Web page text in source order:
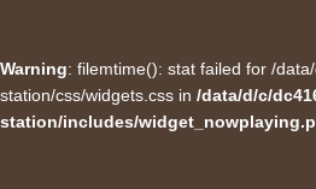
Warning: filemtime(): stat failed for /
station/css/widgets.css in /data/d/c/
station/includes/